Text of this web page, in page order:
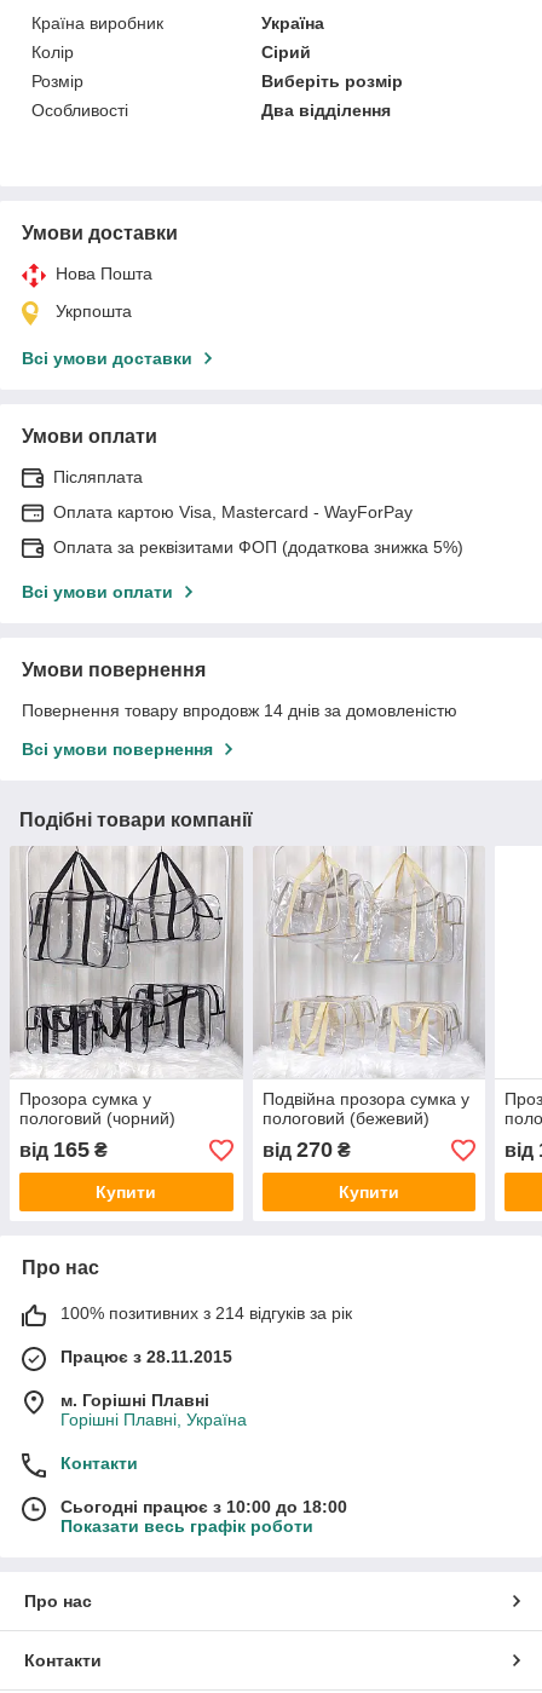
Країна виробник
Україна
Колір
Сірий
Розмір
Виберіть розмір
Особливості
Два відділення
Умови доставки
Нова Пошта
Укрпошта
Всі умови доставки
Умови оплати
Післяплата
Оплата картою Visa, Mastercard - WayForPay
Оплата за реквізитами ФОП (додаткова знижка 5%)
Всі умови оплати
Умови повернення
Повернення товару впродовж 14 днів за домовленістю
Всі умови повернення
Подібні товари компанії
Прозора сумка у
пологовий (чорний)
від 165 ₴
Купити
Подвійна прозора сумка у
пологовий (бежевий)
від 270₴
Купити
від
Про нас
100% позитивних з 214 відгуків за рік
Працює з 28.11.2015
м. Горішні Плавні
Горішні Плавні, Україна
Контакти
Сьогодні працює з 10:00 до 18:00
Показати весь графік роботи
Про нас
Контакти